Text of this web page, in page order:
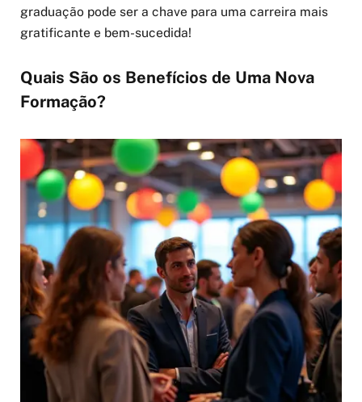
graduação pode ser a chave para uma carreira mais
gratificante e bem-sucedida!
Quais São os Benefícios de Uma Nova
Formação?